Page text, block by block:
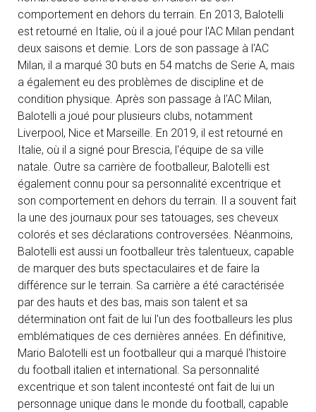
comportement en dehors du terrain. En 2013, Balotelli
est retourné en Italie, où il a joué pour l'AC Milan pendant
deux saisons et demie. Lors de son passage à l'AC
Milan, il a marqué 30 buts en 54 matchs de Serie A, mais
a également eu des problèmes de discipline et de
condition physique. Après son passage à l'AC Milan,
Balotelli a joué pour plusieurs clubs, notamment
Liverpool, Nice et Marseille. En 2019, il est retourné en
Italie, où il a signé pour Brescia, l'équipe de sa ville
natale. Outre sa carrière de footballeur, Balotelli est
également connu pour sa personnalité excentrique et
son comportement en dehors du terrain. Il a souvent fait
la une des journaux pour ses tatouages, ses cheveux
colorés et ses déclarations controversées. Néanmoins,
Balotelli est aussi un footballeur très talentueux, capable
de marquer des buts spectaculaires et de faire la
différence sur le terrain. Sa carrière a été caractérisée
par des hauts et des bas, mais son talent et sa
détermination ont fait de lui l'un des footballeurs les plus
emblématiques de ces dernières années. En définitive,
Mario Balotelli est un footballeur qui a marqué l'histoire
du football italien et international. Sa personnalité
excentrique et son talent incontesté ont fait de lui un
personnage unique dans le monde du football, capable